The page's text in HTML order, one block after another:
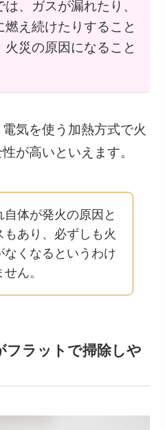
、ガスが漏れたり、
燃え続けたりすること
火災の原因になること
気を使う加熱方式で火
が高いといえます。
自体が発火の原因と
もあり、必ずしも火
なくなるというわけ
ん。
フラットで掃除しや